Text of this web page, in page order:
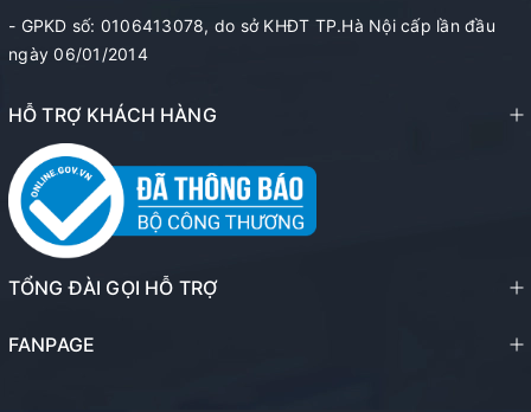
- GPKD số: 0106413078, do sở KHĐT TP.Hà Nội cấp lần đầu
ngày 06/01/2014
HỖ TRỢ KHÁCH HÀNG
TỔNG ĐÀI GỌI HỖ TRỢ
FANPAGE